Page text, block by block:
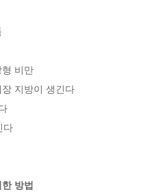
비만
지방이 생긴다
다
방법